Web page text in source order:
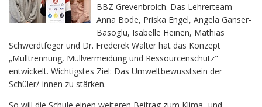
BBZ Grevenbroich. Das Lehrerteam
Anna Bode, Priska Engel, Angela Ganser-
Basoglu, Isabelle Heinen, Mathias
Schwerdtfeger und Dr. Frederek Walter hat das Konzept
„Mülltrennung, Müllvermeidung und Ressourcenschutz"
entwickelt. Wichtigstes Ziel: Das Umweltbewusstsein der
Schüler/-innen zu stärken.